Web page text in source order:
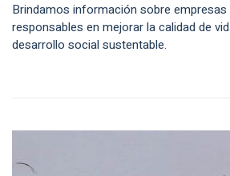
Brindamos información sobre empresas
responsables en mejorar la calidad de
desarrollo social sustentable.